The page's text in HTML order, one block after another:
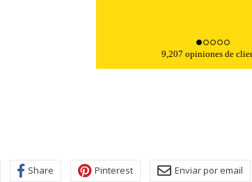
9,207 opiniones de
Share Pinterest Enviar por email
web funcione y no se pueden desactivar en nuestros
cookies, pero alguna áreas del sitio no funcionarán.